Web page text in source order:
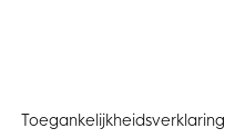
Toegankelijkheidsverklaring